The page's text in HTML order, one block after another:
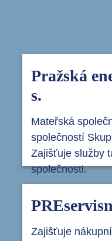
Pražská
s.
Mateřská
společností
Zajišťuje služby
společnosti.
Zajišťuje